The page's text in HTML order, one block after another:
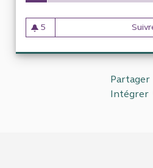
5
5 abonnés
Partager
Intégrer